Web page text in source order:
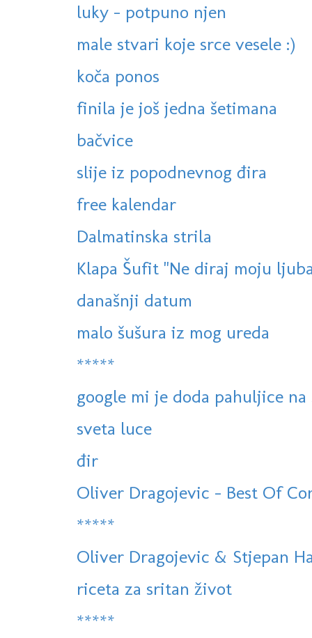
luky - potpuno njen
male stvari koje srce vesele :)
koča ponos
finila je još jedna šetimana
bačvice
slije iz popodnevnog đira
free kalendar
Dalmatinska strila
Klapa Šufit "Ne diraj moju
današnji datum
malo šušura iz mog ureda
*****
google mi je doda pahuljice
sveta luce
đir
Oliver Dragojevic - Best Of
*****
Oliver Dragojevic & Stjepan
riceta za sritan život
*****